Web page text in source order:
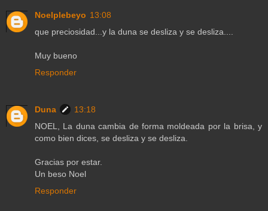
Noelplebeyo 13:08
que preciosidad...y la duna se desliza y se desliza....
Muy bueno
Responder
Duna
13:18
NOEL, La duna cambia de forma moldeada por la brisa, y
como bien dices, se desliza y se desliza.
Gracias por estar.
Un beso Noel
Responder